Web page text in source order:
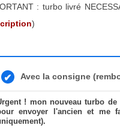
: turbo livré
)
Avec la consigne
! mon nouveau turbo
envoyer l'ancien et me